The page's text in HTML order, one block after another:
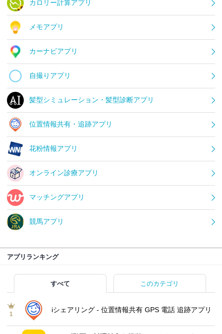
カロリー計算アプリ
メモアプリ
カーナビアプリ
自撮りアプリ
髪型シミュレーション・髪型診断アプリ
位置情報共有・追跡アプリ
花粉情報アプリ
オンライン診療アプリ
マッチングアプリ
競馬アプリ
アプリランキング
すべて このカテゴリ
1
iシェアリング - 位置情報共有 GPS 電話 追跡アプリ